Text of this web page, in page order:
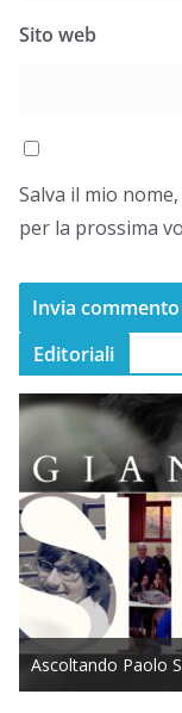
Sito web
Salva il mio
per la prossima
Editoriali
Ascoltando Paolo